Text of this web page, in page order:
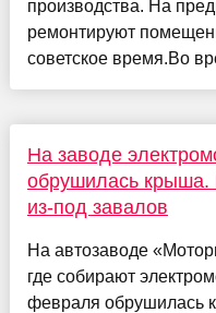
производства. На
ремонтируют
советское время.Во
На заводе
обрушилась крыша.
из-под завалов
На автозаводе
где собирают
февраля обрушилась